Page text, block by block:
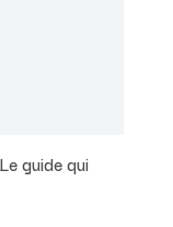
guide qui